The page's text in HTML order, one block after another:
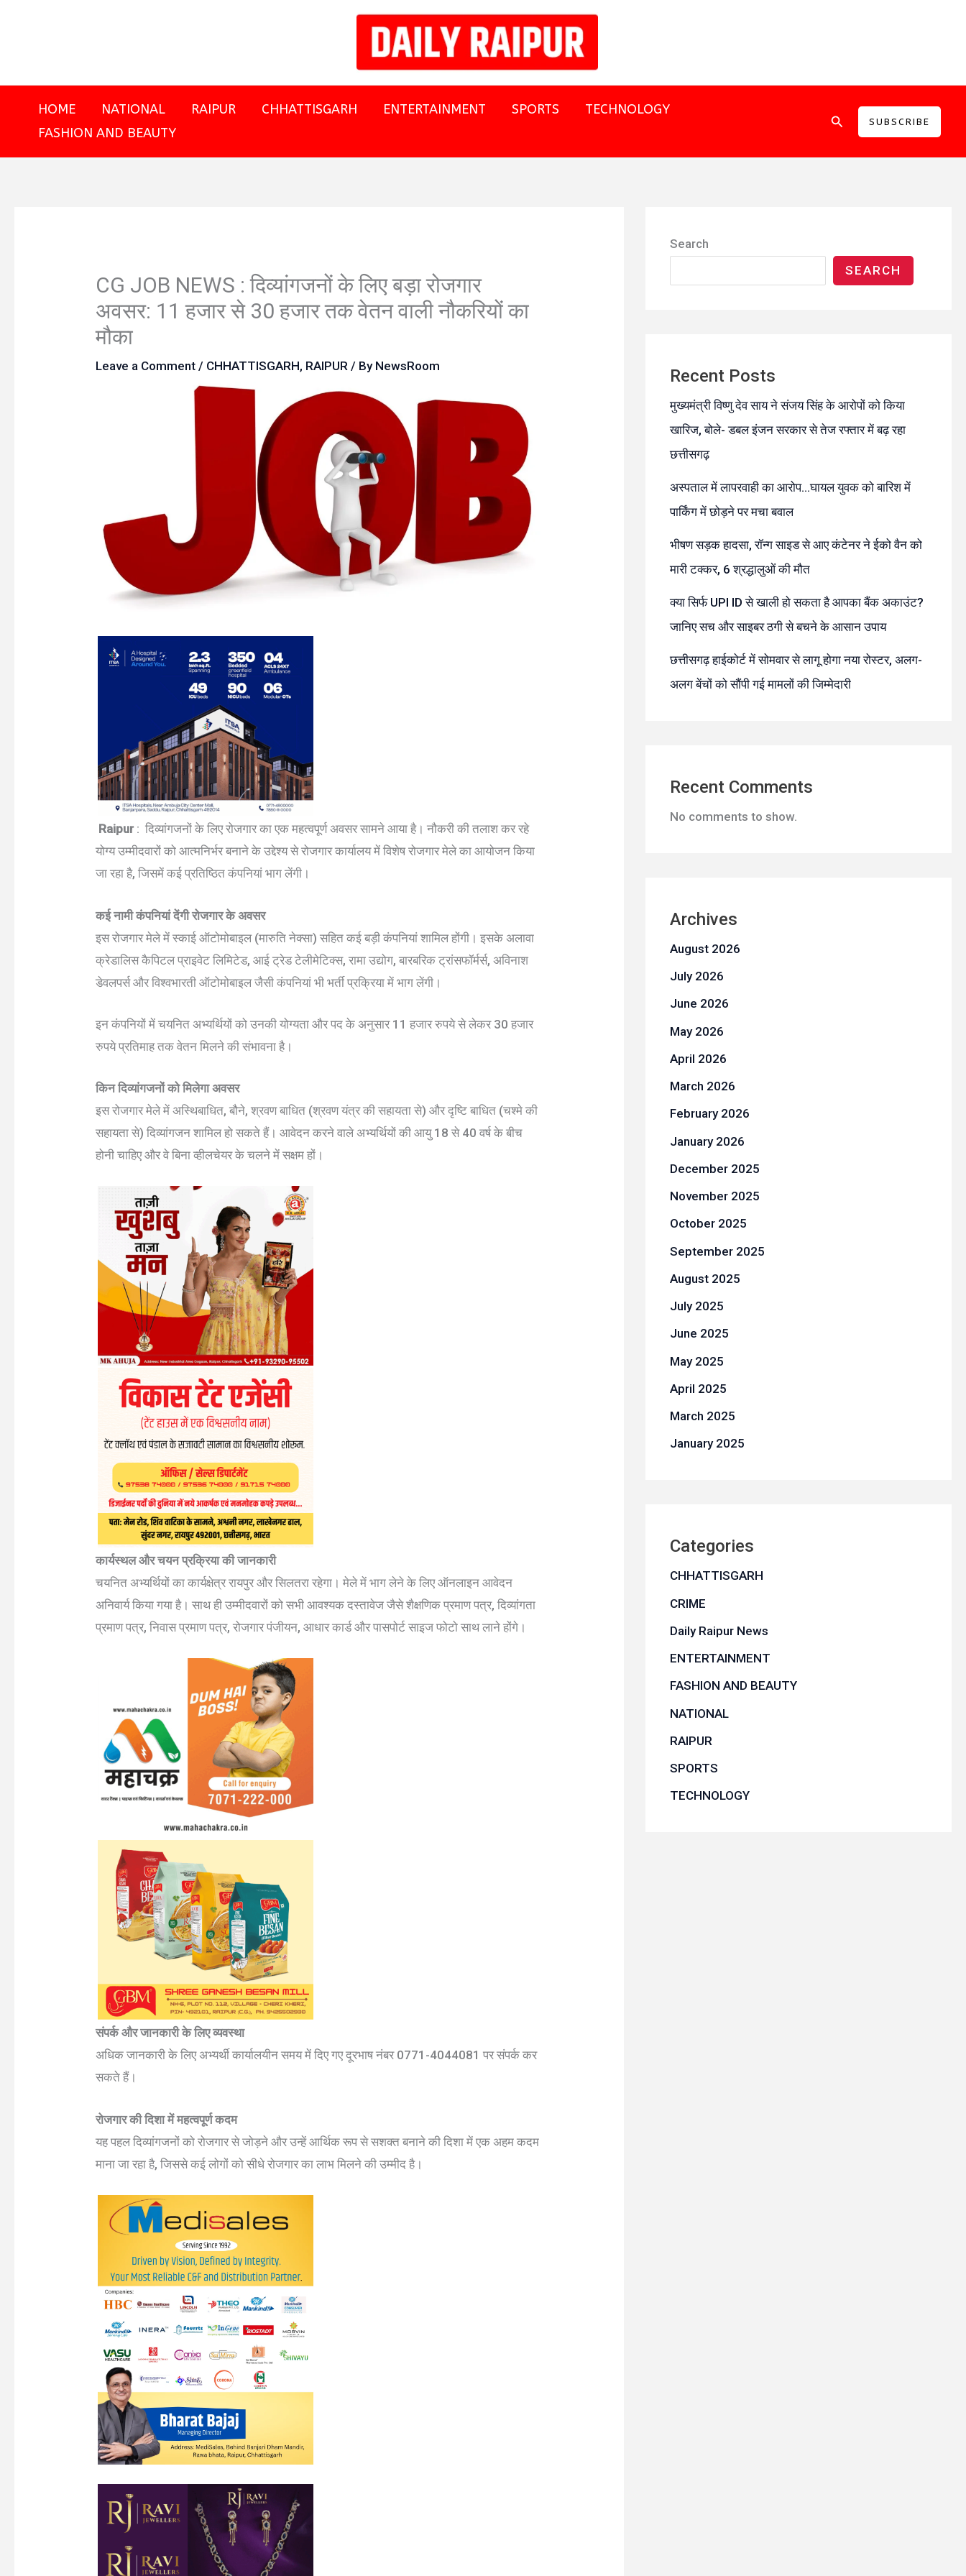
HOME NATIONAL RAIPUR CHHATTISGARH ENTERTAINMENT SPORTS
TECHNOLOGY
FASHION AND BEAUTY
SearchSUBSCRIBE
CG JOB NEWS : दिव्यांगजनों के लिए बड़ा रोजगार
अवसर: 11 हजार से 30 हजार तक वेतन वाली नौकरियों का
मौका
Leave a Comment / CHHATTISGARH, RAIPUR / By NewsRoom
Raipur : दिव्यांगजनों के लिए रोजगार का एक महत्वपूर्ण अवसर सामने आया है। नौकरी की तलाश कर रहे
योग्य उम्मीदवारों को आत्मनिर्भर बनाने के उद्देश्य से रोजगार कार्यालय में विशेष रोजगार मेले का आयोजन किया
जा रहा है, जिसमें कई प्रतिष्ठित कंपनियां भाग लेंगी।
कई नामी कंपनियां देंगी रोजगार के अवसर
इस रोजगार मेले में स्काई ऑटोमोबाइल (मारुति नेक्सा) सहित कई बड़ी कंपनियां शामिल होंगी। इसके अलावा
क्रेडालिस कैपिटल प्राइवेट लिमिटेड, आई ट्रेड टेलीमेटिक्स, रामा उद्योग, बारबरिक ट्रांसफॉर्मर्स, अविनाश
डेवलपर्स और विश्वभारती ऑटोमोबाइल जैसी कंपनियां भी भर्ती प्रक्रिया में भाग लेंगी।
इन कंपनियों में चयनित अभ्यर्थियों को उनकी योग्यता और पद के अनुसार 11 हजार रुपये से लेकर 30 हजार
रुपये प्रतिमाह तक वेतन मिलने की संभावना है।
किन दिव्यांगजनों को मिलेगा अवसर
इस रोजगार मेले में अस्थिबाधित, बौने, श्रवण बाधित (श्रवण यंत्र की सहायता से) और दृष्टि बाधित (चश्मे की
सहायता से) दिव्यांगजन शामिल हो सकते हैं। आवेदन करने वाले अभ्यर्थियों की आयु 18 से 40 वर्ष के बीच
होनी चाहिए और वे बिना व्हीलचेयर के चलने में सक्षम हों।
कार्यस्थल और चयन प्रक्रिया की जानकारी
चयनित अभ्यर्थियों का कार्यक्षेत्र रायपुर और सिलतरा रहेगा। मेले में भाग लेने के लिए ऑनलाइन आवेदन
अनिवार्य किया गया है। साथ ही उम्मीदवारों को सभी आवश्यक दस्तावेज जैसे शैक्षणिक प्रमाण पत्र, दिव्यांगता
प्रमाण पत्र, निवास प्रमाण पत्र, रोजगार पंजीयन, आधार कार्ड और पासपोर्ट साइज फोटो साथ लाने होंगे।
संपर्क और जानकारी के लिए व्यवस्था
अधिक जानकारी के लिए अभ्यर्थी कार्यालयीन समय में दिए गए दूरभाष नंबर 0771-4044081 पर संपर्क कर
सकते हैं।
रोजगार की दिशा में महत्वपूर्ण कदम
यह पहल दिव्यांगजनों को रोजगार से जोड़ने और उन्हें आर्थिक रूप से सशक्त बनाने की दिशा में एक अहम कदम
माना जा रहा है, जिससे कई लोगों को सीधे रोजगार का लाभ मिलने की उम्मीद है।
Search
SEARCH
Recent Posts
मुख्यमंत्री विष्णु देव साय ने संजय सिंह के आरोपों को किया
खारिज, बोले- डबल इंजन सरकार से तेज रफ्तार में बढ़ रहा
छत्तीसगढ़
अस्पताल में लापरवाही का आरोप…घायल युवक को बारिश में
पार्किंग में छोड़ने पर मचा बवाल
भीषण सड़क हादसा, रॉन्ग साइड से आए कंटेनर ने ईको वैन को
मारी टक्कर, 6 श्रद्धालुओं की मौत
क्या सिर्फ UPI ID से खाली हो सकता है आपका बैंक अकाउंट?
जानिए सच और साइबर ठगी से बचने के आसान उपाय
छत्तीसगढ़ हाईकोर्ट में सोमवार से लागू होगा नया रोस्टर, अलग-
अलग बेंचों को सौंपी गई मामलों की जिम्मेदारी
Recent Comments
No comments to show.
Archives
August 2026
July 2026
June 2026
May 2026
April 2026
March 2026
February 2026
January 2026
December 2025
November 2025
October 2025
September 2025
August 2025
July 2025
June 2025
May 2025
April 2025
March 2025
January 2025
Categories
CHHATTISGARH
CRIME
Daily Raipur News
ENTERTAINMENT
FASHION AND BEAUTY
NATIONAL
RAIPUR
SPORTS
TECHNOLOGY